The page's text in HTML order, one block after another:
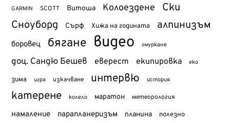
GARMIN SCOTT Витоша Колоездене Ски
Сноуборд Сърф Хижа на годината алпинизъм
боровец бягане видео гмуркане
доц. Сандю Бешев еверест екипировка еко
зима игра изкачване интервю история
катерене колело маратон метеорология
намаление парапланеризъм планина полезно